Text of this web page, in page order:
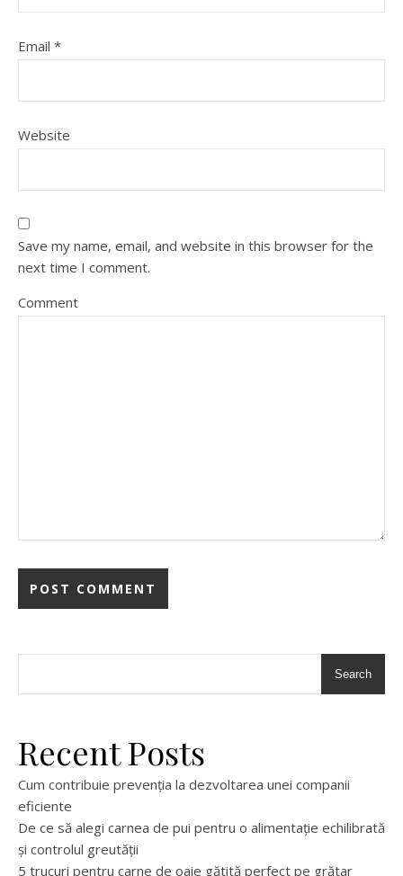
Email *
Website
Save my name, email, and website in this browser for the
next time I comment.
Comment
Search
Recent Posts
Cum contribuie prevenția la dezvoltarea unei companii
eficiente
De ce să alegi carnea de pui pentru o alimentație echilibrată
și controlul greutății
5 trucuri pentru carne de oaie gătită perfect pe grătar